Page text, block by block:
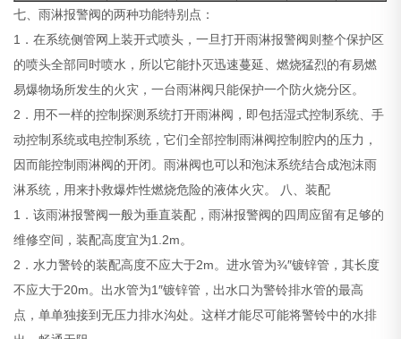
七、雨淋报警阀的两种功能特别点：
1．在系统侧管网上装开式喷头，一旦打开雨淋报警阀则整个保护区
的喷头全部同时喷水，所以它能扑灭迅速蔓延、燃烧猛烈的有易燃
易爆物场所发生的火灾，一台雨淋阀只能保护一个防火烧分区。
2．用不一样的控制探测系统打开雨淋阀，即包括湿式控制系统、手
动控制系统或电控制系统，它们全部控制雨淋阀控制腔内的压力，
因而能控制雨淋阀的开闭。雨淋阀也可以和泡沫系统结合成泡沫雨
淋系统，用来扑救爆炸性燃烧危险的液体火灾。 八、装配
1．该雨淋报警阀一般为垂直装配，雨淋报警阀的四周应留有足够的
维修空间，装配高度宜为1.2m。
2．水力警铃的装配高度不应大于2m。进水管为¾″镀锌管，其长度
不应大于20m。出水管为1″镀锌管，出水口为警铃排水管的最高
点，单单独接到无压力排水沟处。这样才能尽可能将警铃中的水排